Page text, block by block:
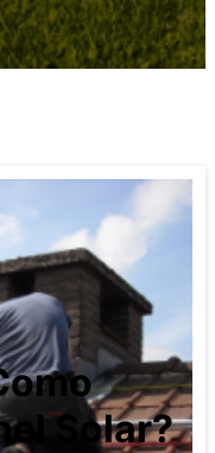
Solar?